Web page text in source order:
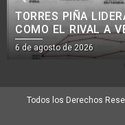
TORRES PIÑA
COMO EL RIVAL A
EN 2027.<BR>
6 de agosto de 2026
Todos los Derechos